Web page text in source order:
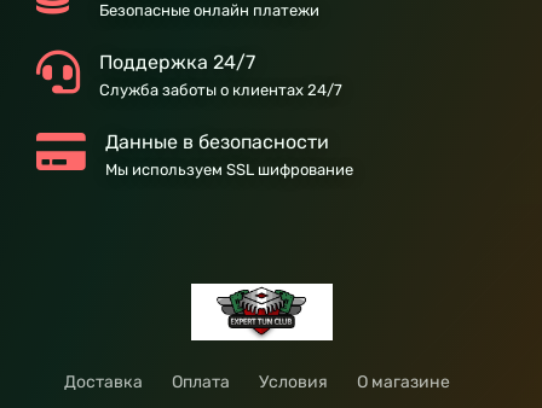
Безопасные онлайн платежи
Поддержка 24/7
Служба заботы о клиентах 24/7
Данные в безопасности
Мы используем SSL шифрование
Доставка Оплата Условия
О магазине